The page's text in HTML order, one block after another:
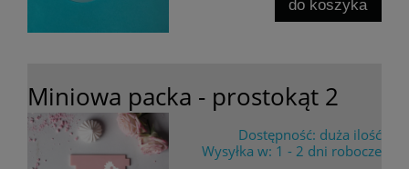
do koszyka
Miniowa packa - prostokąt 2
Dostępność: duża ilość
Wysyłka w: 1 - 2 dni robocze